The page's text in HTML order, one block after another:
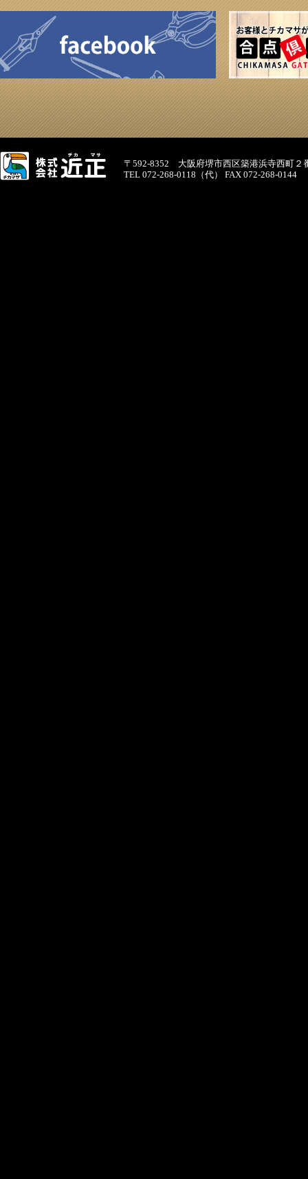
〒592-8352 大阪府堺市西区築港浜寺西町２
TEL 072-268-0118（代） FAX 072-268-0144